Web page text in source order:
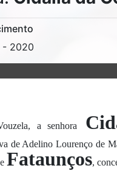
- 2020
a senhora
de Adelino Lourenço de
Fataunços,